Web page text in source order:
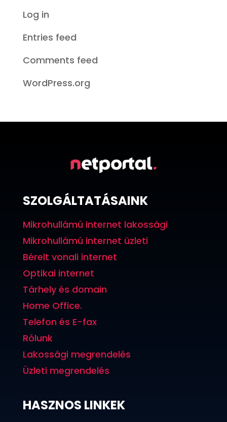
Log in
Entries feed
Comments feed
WordPress.org
SZOLGÁLTATÁSAINK
Mikrohullámú internet lakossági
Mikrohullámú internet üzleti
Bérelt vonali internet
Optikai internet
Tárhely és domain
Home Office.
Telefon és E-fax
Rólunk
Lakossági megrendelés
Üzleti megrendelés
HASZNOS LINKEK